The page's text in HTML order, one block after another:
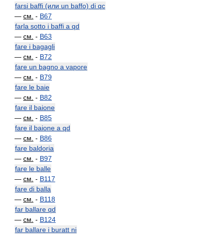
farsi baffi (или un baffo) di qc
— см. - B67
farla sotto i baffi a qd
— см. - B63
fare i bagagli
— см. - B72
fare un bagno a vapore
— см. - B79
fare le baie
— см. - B82
fare il baione
— см. - B85
fare il baione a qd
— см. - B86
fare baldoria
— см. - B97
fare le balle
— см. - B117
fare di balla
— см. - B118
far ballare qd
— см. - B124
far ballare i buratt ni